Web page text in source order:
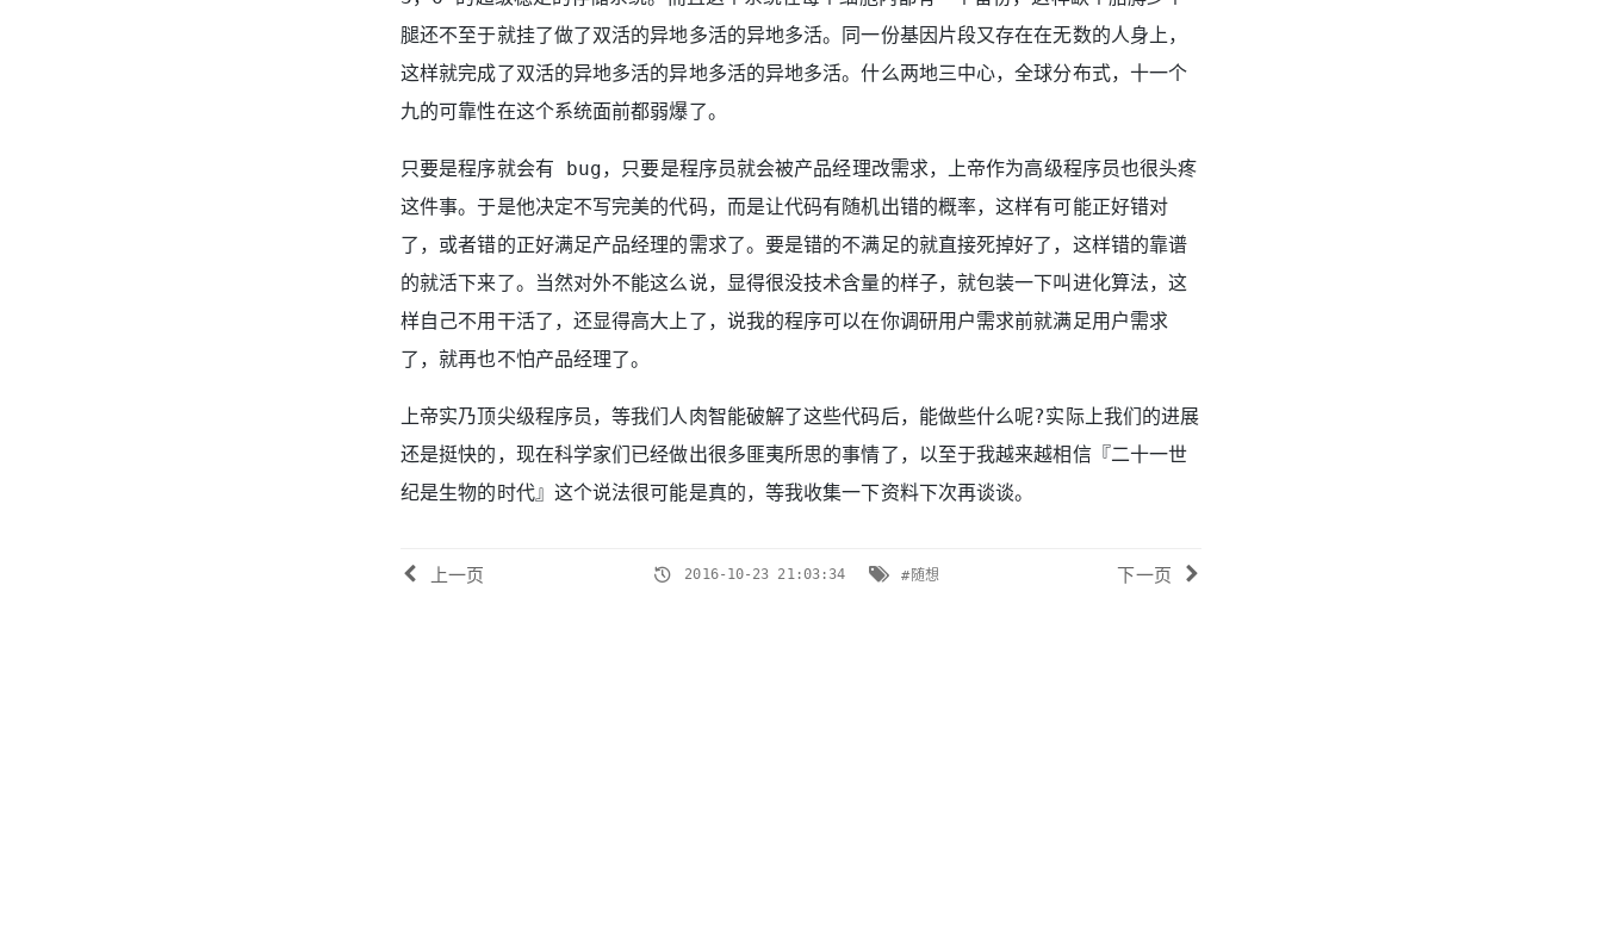
腿还不至于就挂了做了双活的异地多活的异地多活。同一份基因片段又存在在无数的人身上，
这样就完成了双活的异地多活的异地多活的异地多活。什么两地三中心，全球分布式，十一个
九的可靠性在这个系统面前都弱爆了。
只要是程序就会有 bug，只要是程序员就会被产品经理改需求，上帝作为高级程序员也很头疼
这件事。于是他决定不写完美的代码，而是让代码有随机出错的概率，这样有可能正好错对
了，或者错的正好满足产品经理的需求了。要是错的不满足的就直接死掉好了，这样错的靠谱
的就活下来了。当然对外不能这么说，显得很没技术含量的样子，就包装一下叫进化算法，这
样自己不用干活了，还显得高大上了，说我的程序可以在你调研用户需求前就满足用户需求
了，就再也不怕产品经理了。
上帝实乃顶尖级程序员，等我们人肉智能破解了这些代码后，能做些什么呢?实际上我们的进展
还是挺快的，现在科学家们已经做出很多匪夷所思的事情了，以至于我越来越相信『二十一世
纪是生物的时代』这个说法很可能是真的，等我收集一下资料下次再谈谈。
上一页 2016-10-23 21:03:34 #随想 下一页